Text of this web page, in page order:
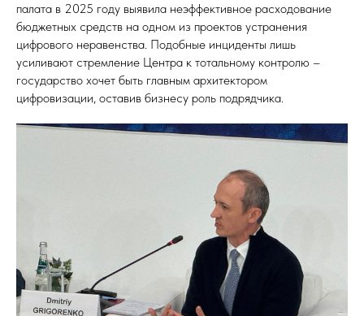
палата в 2025 году выявила неэффективное расходование
бюджетных средств на одном из проектов устранения
цифрового неравенства. Подобные инциденты лишь
усиливают стремление Центра к тотальному контролю –
государство хочет быть главным архитектором
цифровизации, оставив бизнесу роль подрядчика.